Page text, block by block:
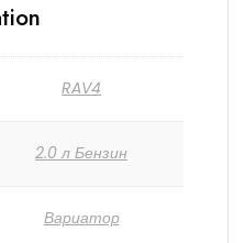
RAV4
2.0 л Бензин
Вариатор